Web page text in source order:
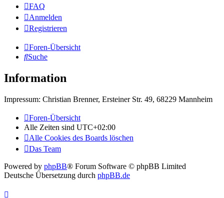
FAQ
Anmelden
Registrieren
Foren-Übersicht
Suche
Information
Impressum: Christian Brenner, Ersteiner Str. 49, 68229 Mannheim
Foren-Übersicht
Alle Zeiten sind UTC+02:00
Alle Cookies des Boards löschen
Das Team
Powered by phpBB® Forum Software © phpBB Limited
Deutsche Übersetzung durch phpBB.de